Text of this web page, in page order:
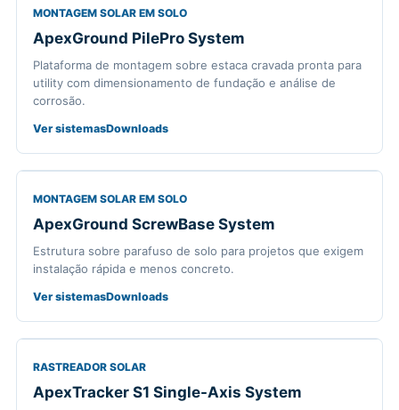
MONTAGEM SOLAR EM SOLO
ApexGround PilePro System
Plataforma de montagem sobre estaca cravada pronta para
utility com dimensionamento de fundação e análise de
corrosão.
Ver sistemasDownloads
MONTAGEM SOLAR EM SOLO
ApexGround ScrewBase System
Estrutura sobre parafuso de solo para projetos que exigem
instalação rápida e menos concreto.
Ver sistemasDownloads
RASTREADOR SOLAR
ApexTracker S1 Single-Axis System